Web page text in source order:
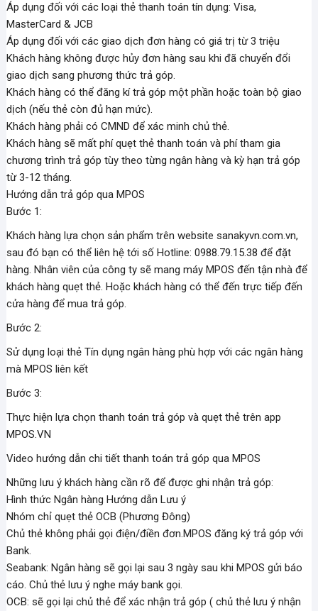
Áp dụng đối với các loại thẻ thanh toán tín dụng: Visa,
MasterCard & JCB
Áp dụng đối với các giao dịch đơn hàng có giá trị từ 3 triệu
Khách hàng không được hủy đơn hàng sau khi đã chuyển đổi
giao dịch sang phương thức trả góp.
Khách hàng có thể đăng kí trả góp một phần hoặc toàn bộ giao
dịch (nếu thẻ còn đủ hạn mức).
Khách hàng phải có CMND để xác minh chủ thẻ.
Khách hàng sẽ mất phí quẹt thẻ thanh toán và phí tham gia
chương trình trả góp tùy theo từng ngân hàng và kỳ hạn trả góp
từ 3-12 tháng.
Hướng dẫn trả góp qua MPOS
Bước 1:
Khách hàng lựa chọn sản phẩm trên website sanakyvn.com.vn,
sau đó bạn có thể liên hệ tới số Hotline: 0988.79.15.38 để đặt
hàng. Nhân viên của công ty sẽ mang máy MPOS đến tận nhà để
khách hàng quẹt thẻ. Hoặc khách hàng có thể đến trực tiếp đến
cửa hàng để mua trả góp.
Bước 2:
Sử dụng loại thẻ Tín dụng ngân hàng phù hợp với các ngân hàng
mà MPOS liên kết
Bước 3:
Thực hiện lựa chọn thanh toán trả góp và quẹt thẻ trên app
MPOS.VN
Video hướng dẫn chi tiết thanh toán trả góp qua MPOS
Những lưu ý khách hàng cần rõ để được ghi nhận trả góp:
Hình thức Ngân hàng Hướng dẫn Lưu ý
Nhóm chỉ quẹt thẻ OCB (Phương Đông)
Chủ thẻ không phải gọi điện/điền đơn.MPOS đăng ký trả góp với
Bank.
Seabank: Ngân hàng sẽ gọi lại sau 3 ngày sau khi MPOS gửi báo
cáo. Chủ thẻ lưu ý nghe máy bank gọi.
OCB: sẽ gọi lại chủ thẻ để xác nhận trả góp ( chủ thẻ lưu ý nhận